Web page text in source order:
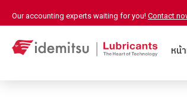
Our accounting experts waiting for you! Contact
หน้